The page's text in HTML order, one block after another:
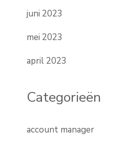
juni 2023
mei 2023
april 2023
Categorieën
account manager